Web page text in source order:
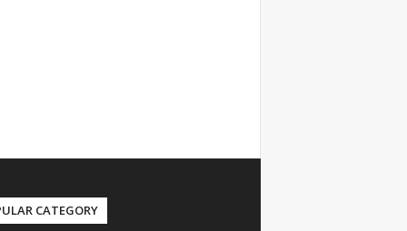
CATEGORY